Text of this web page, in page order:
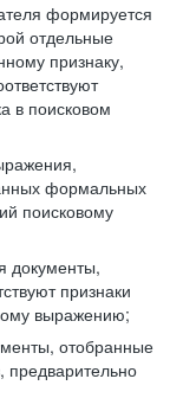
формируется
отдельные
признаку,
в поисковом
формальных
поисковому
документы,
признаки
выражению;
отобранные